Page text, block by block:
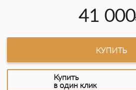
41 000
КУПИТЬ
Купить
в один клик